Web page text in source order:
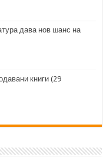
дава нов шанс на
книги (29